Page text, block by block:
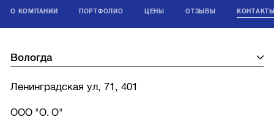
О КОМПАНИИ ПОРТФОЛИО ЦЕНЫ ОТЗЫВЫ
Ленинградская ул, 71, 401
ООО "О. О"